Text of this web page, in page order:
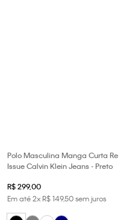
Polo Masculina Manga Curta Re
Issue Calvin Klein Jeans - Preto
R$299,00
Em até2xR$149,50sem juros